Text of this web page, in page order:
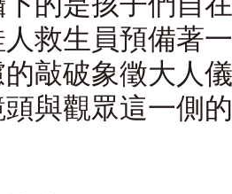
救生員預備著
敲破象徵大人
與觀眾這一側